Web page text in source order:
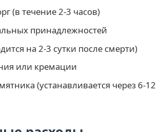
(в течение 2-3 часов)
принадлежностей
на 2-3 сутки после смерти)
или кремации
(устанавливается через 6-12